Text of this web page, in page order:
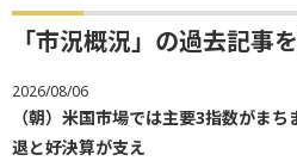
「市況概況」の過去記事
2026/08/06
（朝）米国市場では主要3指数がま
退と好決算が支え